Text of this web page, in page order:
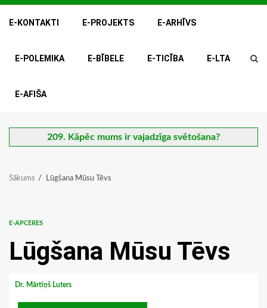
E-KONTAKTI E-PROJEKTS E-ARHĪVS
E-POLEMIKA E-BĪBELE E-TICĪBA E-LTA
E-AFIŠA
209. Kāpēc mums ir vajadzīga svētošana?
Sākums Lūgšana Mūsu Tēvs
E-APCERES
Lūgšana Mūsu Tēvs
Dr. Mārtiņš Luters